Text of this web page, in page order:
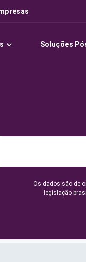
Soluções
Os dados são de
legislação